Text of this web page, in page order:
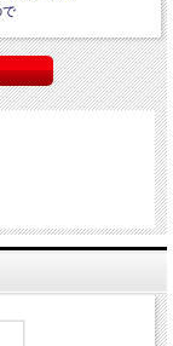
ができる